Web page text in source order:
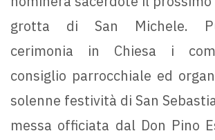
grotta di San Michele.
cerimonia in Chiesa i
consiglio parrocchiale ed
solenne festività di San
messa officiata dal Don Pino